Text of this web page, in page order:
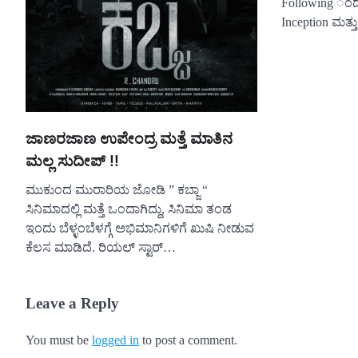
ಜಾಣರಜಾಣ ಉಪೇಂದ್ರ ಮತ್ತೆ ಮಾತಿನ
ಮಲ್ಲ ಸುದೀಪ್ !!
ಮುಕುಂದ ಮುರಾರಿಯ ಜೋಡಿ ” ಕಬ್ಜಾ “
ಸಿನಿಮಾದಲ್ಲಿ ಮತ್ತೆ ಒಂದಾಗಿದ್ದು, ಸಿನಿಮಾ ತಂಡ
ಇಂದು ಬೆಳ್ಳಂಬೆಳಗ್ಗೆ ಅಭಿಮಾನಿಗಳಿಗೆ ಖುಷಿ ನೀಡುವ
ಕೆಲಸ ಮಾಡಿದೆ. ರಿಯಲ್ ಸ್ಟಾರ್…
Following
Inception
Leave a Reply
You must be logged in to post a comment.